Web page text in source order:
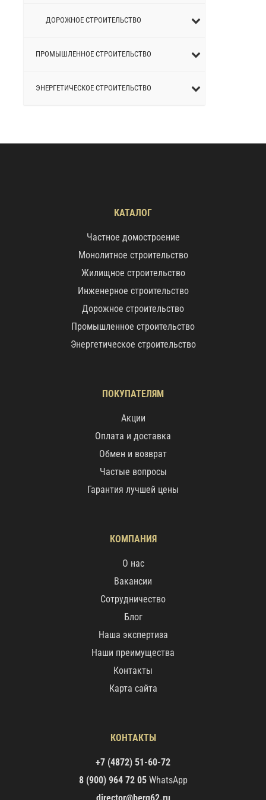
ДОРОЖНОЕ СТРОИТЕЛЬСТВО
ПРОМЫШЛЕННОЕ СТРОИТЕЛЬСТВО
ЭНЕРГЕТИЧЕСКОЕ СТРОИТЕЛЬСТВО
КАТАЛОГ
Частное домостроение
Монолитное строительство
Жилищное строительство
Инженерное строительство
Дорожное строительство
Промышленное строительство
Энергетическое строительство
ПОКУПАТЕЛЯМ
Акции
Оплата и доставка
Обмен и возврат
Частые вопросы
Гарантия лучшей цены
КОМПАНИЯ
О нас
Вакансии
Сотрудничество
Блог
Наша экспертиза
Наши преимущества
Контакты
Карта сайта
КОНТАКТЫ
+7 (4872) 51-60-72
8 (900) 964 72 05WhatsApp